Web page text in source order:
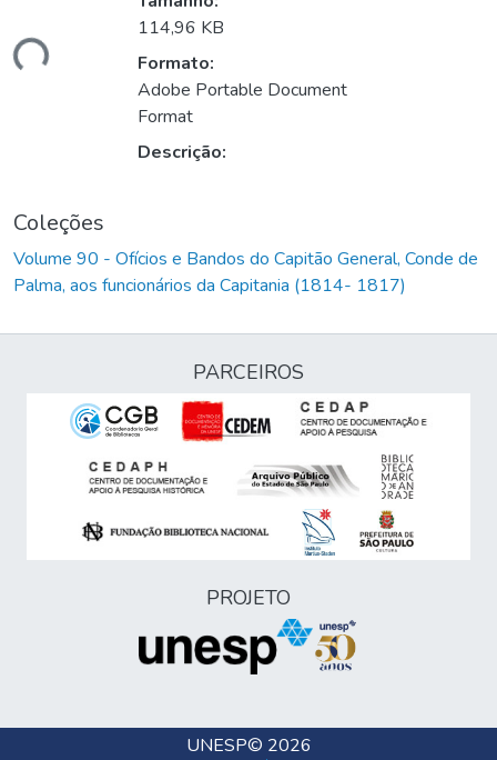
114,96 KB
Formato:
Adobe Portable Document
Format
Descrição:
Coleções
Volume 90 - Ofícios e Bandos do Capitão General, Conde de
Palma, aos funcionários da Capitania (1814- 1817)
PARCEIROS
PROJETO
UNESP© 2026